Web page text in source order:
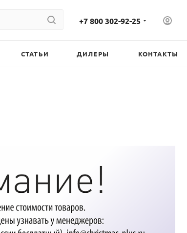
+7 800 302-92-25
СТАТЬИ ДИЛЕРЫ КОНТАКТЫ